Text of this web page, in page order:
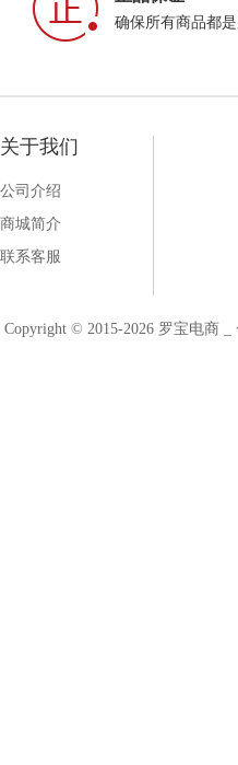
确保所有商品都
关于我们
公司介绍
商城简介
联系客服
Copyright © 2015-2026 罗宝电商